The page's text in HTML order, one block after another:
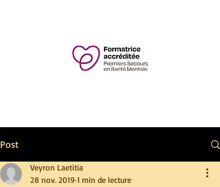
Post
Veyron Laetitia
28 nov. 2019 1 min de lecture